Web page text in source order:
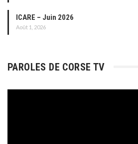
ICARE – Juin 2026
Août 1, 2026
PAROLES DE CORSE TV